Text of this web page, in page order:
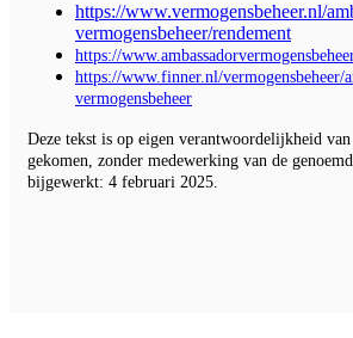
https://www.vermogensbeheer.nl/
vermogensbeheer/rendement
https://
https://www.finner.nl/vermogensbeheer/
vermogensbeheer
Deze tekst is op eigen verantwoordelijkheid
gekomen, zonder medewerking van de
bijgewerkt: 4 februari 2025.